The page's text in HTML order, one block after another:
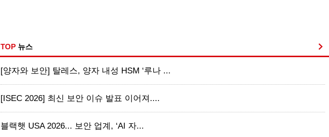
TOP 뉴스
[양자와 보안] 탈레스, 양자 내성 HSM ‘루나 ...
[ISEC 2026] 최신 보안 이슈 발표 이어져....
블랙햇 USA 2026... 보안 업계, ‘AI 자...